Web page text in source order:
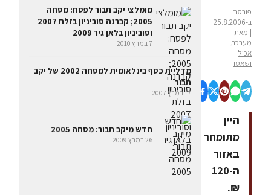
פורסם
ב-25.8.2006
| מאת:
מערכת
אכול
ושאטו
היין
מתומחר
באזור
ה-120
₪.
מומלצי יקב תבור לפסח: מסחה
2005; קברנה סוביניון בזלת 2007
וסוביניון בלאן גיר 2009
7 במרץ 2010
מדליית כסף בינלאומית למסחה 2002 של יקב
תבור
17 במרץ 2007
חדש מיקב תבור: מסחה 2005
26 במרץ 2009